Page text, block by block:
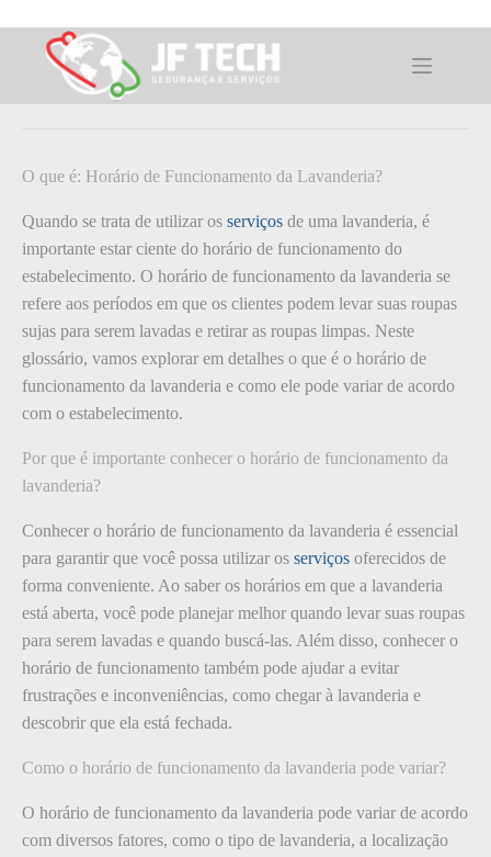
para
conteúdoO que é: Horário de Funcionamento da
Lavanderia?
O que é: Horário de Funcionamento da Lavanderia?
Quando se trata de utilizar os serviços de uma lavanderia, é
importante estar ciente do horário de funcionamento do
estabelecimento. O horário de funcionamento da lavanderia se
refere aos períodos em que os clientes podem levar suas roupas
sujas para serem lavadas e retirar as roupas limpas. Neste
glossário, vamos explorar em detalhes o que é o horário de
funcionamento da lavanderia e como ele pode variar de acordo
com o estabelecimento.
Por que é importante conhecer o horário de funcionamento da
lavanderia?
Conhecer o horário de funcionamento da lavanderia é essencial
para garantir que você possa utilizar os serviços oferecidos de
forma conveniente. Ao saber os horários em que a lavanderia
está aberta, você pode planejar melhor quando levar suas roupas
para serem lavadas e quando buscá-las. Além disso, conhecer o
horário de funcionamento também pode ajudar a evitar
frustrações e inconveniências, como chegar à lavanderia e
descobrir que ela está fechada.
Como o horário de funcionamento da lavanderia pode variar?
O horário de funcionamento da lavanderia pode variar de acordo
com diversos fatores, como o tipo de lavanderia, a localização